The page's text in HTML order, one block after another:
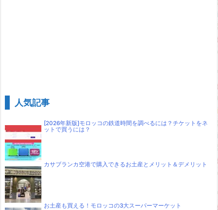
人気記事
[2026年新版]モロッコの鉄道時間を調べるには？チケットをネ
ットで買うには？
カサブランカ空港で購入できるお土産とメリット＆デメリット
お土産も買える！モロッコの3大スーパーマーケット